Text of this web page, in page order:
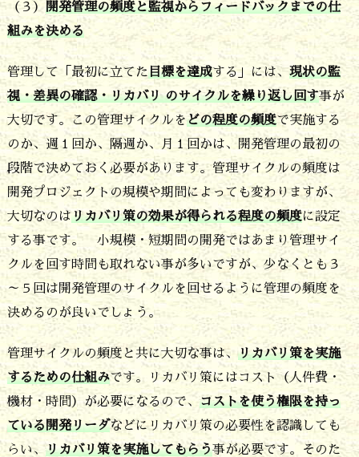
（３） 開発管理の頻度と監視からフィードバックまでの仕
組みを決める
管理して「最初に立てた目標を達成する」には、 現状の監
視・差異の確認・リカバリ のサイクルを繰り返し回す事が
大切です。この管理サイクルをどの程度の頻度で実施する
のか、週１回か、隔週か、月１回かは、開発管理の最初の
段階で決めておく必要があります。管理サイクルの頻度は
開発プロジェクトの規模や期間によっても変わりますが、
大切なのはリカバリ策の効果が得られる程度の頻度に設定
する事です。 小規模・短期間の開発ではあまり管理サイ
クルを回す時間も取れない事が多いですが、少なくとも３
～５回は開発管理のサイクルを回せるように管理の頻度を
決めるのが良いでしょう。
管理サイクルの頻度と共に大切な事は、リカバリ策を実施
するための仕組みです。リカバリ策にはコスト（人件費・
機材・時間）が必要になるので、 コストを使う権限を持っ
ている開発リーダなどにリカバリ策の必要性を認識しても
らい、リカバリ策を実施してもらう事が必要です。そのた